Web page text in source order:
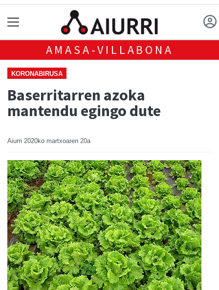
AMASA-VILLABONA
KORONABIRUSA
Baserritarren azoka
mantendu egingo dute
Aiurri 2020ko martxoaren 20a